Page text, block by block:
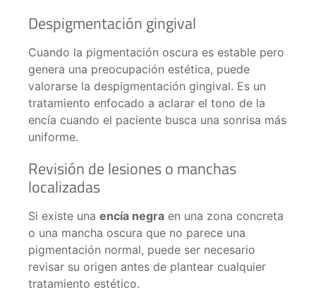
Despigmentación gingival
Cuando la pigmentación oscura es estable pero
genera una preocupación estética, puede
valorarse la despigmentación gingival. Es un
tratamiento enfocado a aclarar el tono de la
encía cuando el paciente busca una sonrisa más
uniforme.
Revisión de lesiones o manchas
localizadas
Si existe una encía negra en una zona concreta
o una mancha oscura que no parece una
pigmentación normal, puede ser necesario
revisar su origen antes de plantear cualquier
tratamiento estético.